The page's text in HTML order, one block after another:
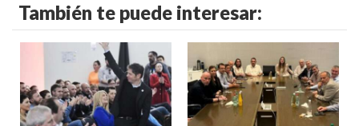
También te puede interesar: